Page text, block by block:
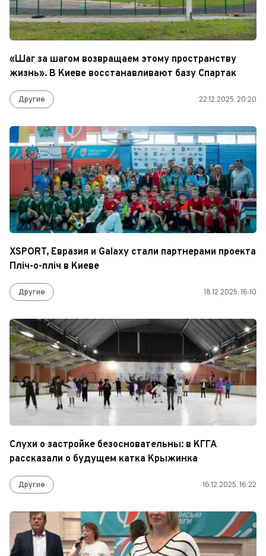
«Шаг за шагом возвращаем этому пространству
жизнь». В Киеве восстанавливают базу Спартак
Другие 22.12.2025, 20:20
XSPORT, Евразия и Galaxy стали партнерами проекта
Пліч-о-пліч в Киеве
Другие 18.12.2025, 16:10
Слухи о застройке безосновательны: в КГГА
рассказали о будущем катка Крыжинка
Другие 16.12.2025, 16:22